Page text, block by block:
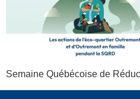
Semaine Québécoise de